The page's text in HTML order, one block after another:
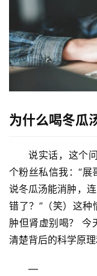
为什么喝冬瓜
说实话，这个
个粉丝私信我：“
说冬瓜汤能消肿，
错了？”（笑）这
肿但肾虚别喝？
今
清楚背后的科学原理
—